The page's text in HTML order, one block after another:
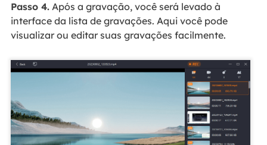
Passo 4.Após a gravação, você será levado à
interface da lista de gravações. Aqui você pode
visualizar ou editar suas gravações facilmente.